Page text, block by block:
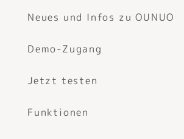
Neues und Infos zu OUNUO
Demo-Zugang
Jetzt testen
Funktionen